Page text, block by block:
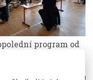
program od